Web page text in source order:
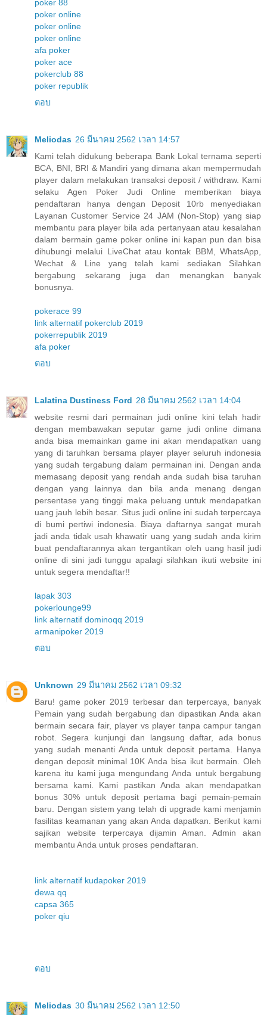
poker 88
poker online
poker online
poker online
afa poker
poker ace
pokerclub 88
poker republik
ตอบ
Meliodas 26 มีนาคม 2562 เวลา 14:57
Kami telah didukung beberapa Bank Lokal ternama seperti
BCA, BNI, BRI & Mandiri yang dimana akan mempermudah
player dalam melakukan transaksi deposit / withdraw. Kami
selaku Agen Poker Judi Online memberikan biaya
pendaftaran hanya dengan Deposit 10rb menyediakan
Layanan Customer Service 24 JAM (Non-Stop) yang siap
membantu para player bila ada pertanyaan atau kesalahan
dalam bermain game poker online ini kapan pun dan bisa
dihubungi melalui LiveChat atau kontak BBM, WhatsApp,
Wechat & Line yang telah kami sediakan Silahkan
bergabung sekarang juga dan menangkan banyak
bonusnya.
pokerace 99
link alternatif pokerclub 2019
pokerrepublik 2019
afa poker
ตอบ
Lalatina Dustiness Ford 28 มีนาคม 2562 เวลา 14:04
website resmi dari permainan judi online kini telah hadir
dengan membawakan seputar game judi online dimana
anda bisa memainkan game ini akan mendapatkan uang
yang di taruhkan bersama player player seluruh indonesia
yang sudah tergabung dalam permainan ini. Dengan anda
memasang deposit yang rendah anda sudah bisa taruhan
dengan yang lainnya dan bila anda menang dengan
persentase yang tinggi maka peluang untuk mendapatkan
uang jauh lebih besar. Situs judi online ini sudah terpercaya
di bumi pertiwi indonesia. Biaya daftarnya sangat murah
jadi anda tidak usah khawatir uang yang sudah anda kirim
buat pendaftarannya akan tergantikan oleh uang hasil judi
online di sini jadi tunggu apalagi silahkan ikuti website ini
untuk segera mendaftar!!
lapak 303
pokerlounge99
link alternatif dominoqq 2019
armanipoker 2019
ตอบ
Unknown 29 มีนาคม 2562 เวลา 09:32
Baru! game poker 2019 terbesar dan terpercaya, banyak
Pemain yang sudah bergabung dan dipastikan Anda akan
bermain secara fair, player vs player tanpa campur tangan
robot. Segera kunjungi dan langsung daftar, ada bonus
yang sudah menanti Anda untuk deposit pertama. Hanya
dengan deposit minimal 10K Anda bisa ikut bermain. Oleh
karena itu kami juga mengundang Anda untuk bergabung
bersama kami. Kami pastikan Anda akan mendapatkan
bonus 30% untuk deposit pertama bagi pemain-pemain
baru. Dengan sistem yang telah di upgrade kami menjamin
fasilitas keamanan yang akan Anda dapatkan. Berikut kami
sajikan website terpercaya dijamin Aman. Admin akan
membantu Anda untuk proses pendaftaran.
link alternatif kudapoker 2019
dewa qq
capsa 365
poker qiu
ตอบ
Meliodas 30 มีนาคม 2562 เวลา 12:50